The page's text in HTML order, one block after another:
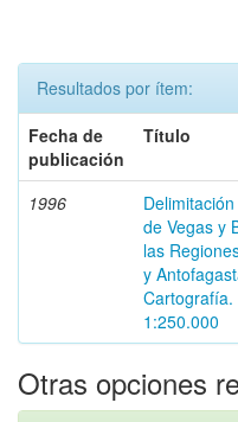
Resultados por ítem:
Fecha de
publicación
Título
1996
de Vegas y
las
y
Cartografía.
1:250.000
Otras opciones